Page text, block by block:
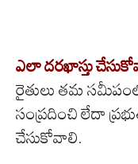
ఎలా దరఖాస్తు
రైతులు తమ
సంప్రదించి లేదా
చేసుకోవాలి.